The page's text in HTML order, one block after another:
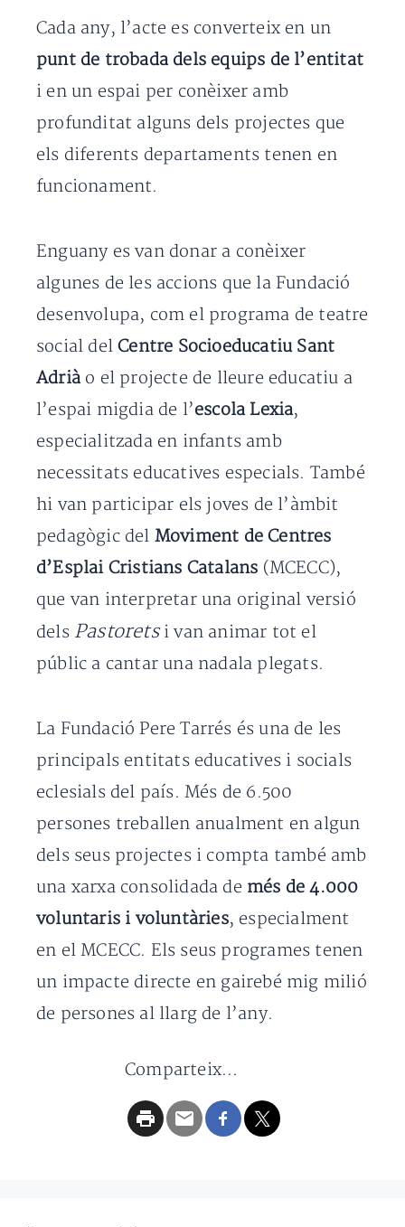
Cada any, l’acte es converteix en un
punt de trobada dels equips de l’entitat
i en un espai per conèixer amb
profunditat alguns dels projectes que
els diferents departaments tenen en
funcionament.
Enguany es van donar a conèixer
algunes de les accions que la Fundació
desenvolupa, com el programa de teatre
social delCentre Socioeducatiu Sant
Adriào el projecte de lleure educatiu a
l’espai migdia de l’escola Lexia,
especialitzada en infants amb
necessitats educatives especials. També
hi van participar els joves de l’àmbit
pedagògic del Moviment de Centres
d’Esplai Cristians Catalans (MCECC),
que van interpretar una original versió
dels Pastoretsi van animar tot el
públic a cantar una nadala plegats.
La Fundació Pere Tarrés és una de les
principals entitats educatives i socials
eclesials del país. Més de 6.500
persones treballen anualment en algun
dels seus projectes i compta també amb
una xarxa consolidada de més de 4.000
voluntaris i voluntàries, especialment
en el MCECC. Els seus programes tenen
un impacte directe en gairebé mig milió
de persones al llarg de l’any.
Comparteix...